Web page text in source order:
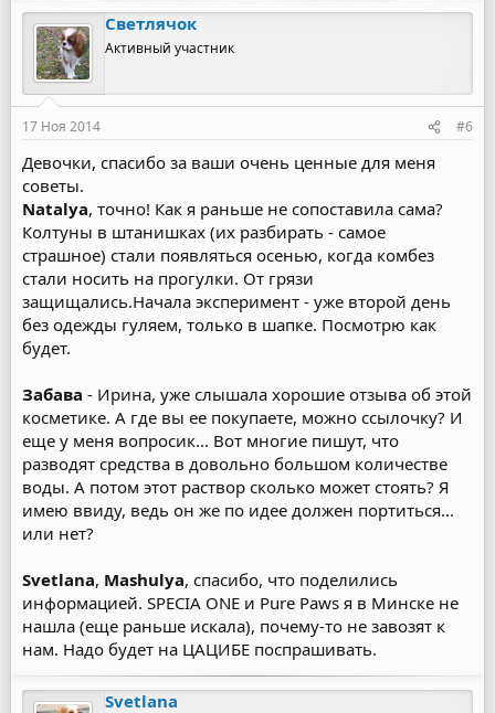
Светлячок
Активный участник
17 Ноя 2014 #6
Девочки, спасибо за ваши очень ценные для меня
советы.
Natalya, точно! Как я раньше не сопоставила сама?
Колтуны в штанишках (их разбирать - самое
страшное) стали появляться осенью, когда комбез
стали носить на прогулки. От грязи
защищались.Начала эксперимент - уже второй день
без одежды гуляем, только в шапке. Посмотрю как
будет.
Забава - Ирина, уже слышала хорошие отзыва об этой
косметике. А где вы ее покупаете, можно ссылочку? И
еще у меня вопросик... Вот многие пишут, что
разводят средства в довольно большом количестве
воды. А потом этот раствор сколько может стоять? Я
имею ввиду, ведь он же по идее должен портиться...
или нет?
Svetlana, Mashulya, спасибо, что поделились
информацией. SPECIA ONE и Pure Paws я в Минске не
нашла (еще раньше искала), почему-то не завозят к
нам. Надо будет на ЦАЦИБЕ поспрашивать.
Svetlana